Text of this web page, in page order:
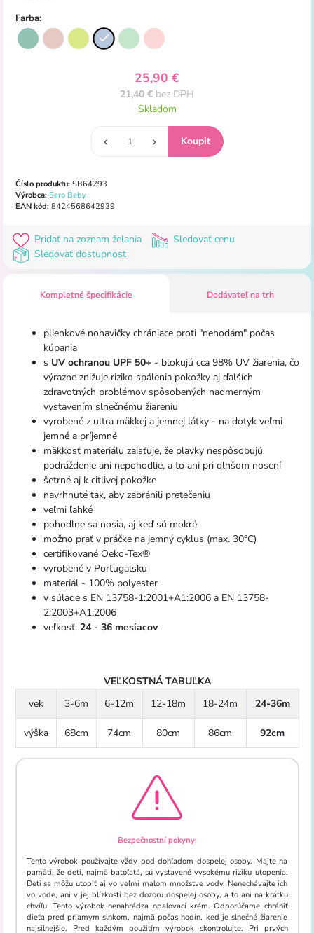
Farba:
25,90 €
21,40 € bez DPH
Skladom
Číslo produktu:SB64293
Výrobca: Saro Baby
EAN kód:8424568642939
Pridať na zoznam želania
Sledovať cenu
Sledovať dostupnost
Kompletné špecifikácie Dodávateľ na trh
plienkové nohavičky chrániace proti "nehodám" počas
kúpania
s UV ochranou UPF 50+- blokujú cca 98% UV žiarenia, čo
výrazne znižuje riziko spálenia pokožky aj ďalších
zdravotných problémov spôsobených nadmerným
vystavením slnečnému žiareniu
vyrobené z ultra mäkkej a jemnej látky - na dotyk veľmi
jemné a príjemné
mäkkosť materiálu zaisťuje, že plavky nespôsobujú
podráždenie ani nepohodlie, a to ani pri dlhšom nosení
šetrné aj k citlivej pokožke
navrhnuté tak, aby zabránili pretečeniu
veľmi ľahké
pohodlne sa nosia, aj keď sú mokré
možno prať v práčke na jemný cyklus (max. 30°C)
certifikované Oeko-Tex®
vyrobené v Portugalsku
materiál - 100% polyester
v súlade s EN 13758-1:2001+A1:2006 a EN 13758-
2:2003+A1:2006
veľkosť:24 - 36 mesiacov
VEĽKOSTNÁ TABUĽKA
vek
3-6m 6-12m 12-18m 18-24m 24-36m
výška 68cm 74cm 80cm 86cm 92cm
Bezpečnostní pokyny:
Tento výrobok používajte vždy pod dohľadom dospelej osoby. Majte na
pamäti, že deti, najmä batoľatá, sú vystavené vysokému riziku utopenia.
Deti sa môžu utopiť aj vo veľmi malom množstve vody. Nenechávajte ich
vo vode, ani v jej blízkosti bez dozoru dospelej osoby, a to ani na krátku
chvíľu. Tento výrobok nenahrádza opaľovací krém. Odporúčame chrániť
dieťa pred priamym slnkom, najmä počas hodín, keď je slnečné žiarenie
najsilnejšie. Pred každým použitím výrobok skontrolujte. Pri prvých